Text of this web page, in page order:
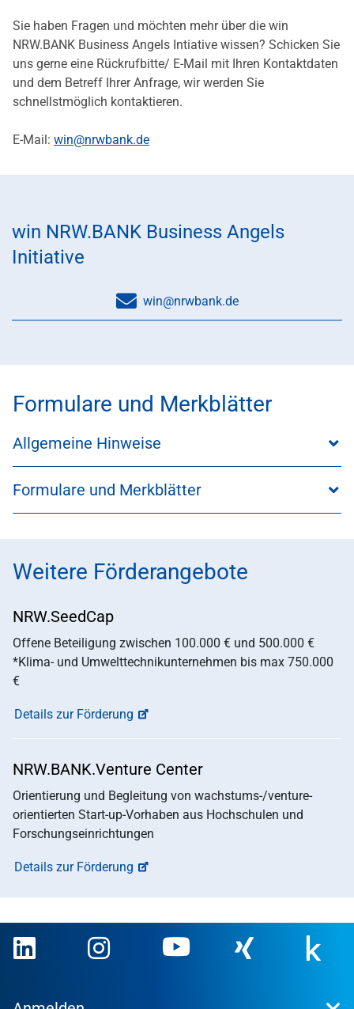
Sie haben Fragen und möchten mehr über die win
NRW.BANK Business Angels Intiative wissen? Schicken Sie
uns gerne eine Rückrufbitte/ E-Mail mit Ihren Kontaktdaten
und dem Betreff Ihrer Anfrage, wir werden Sie
schnellstmöglich kontaktieren.
E-Mail: win@nrwbank.de
win NRW.BANK Business Angels
Initiative
win@nrwbank.de
Formulare und Merkblätter
Allgemeine Hinweise
Formulare und Merkblätter
Weitere Förderangebote
NRW.SeedCap
Offene Beteiligung zwischen 100.000 € und 500.000 €
*Klima- und Umwelttechnikunternehmen bis max 750.000
€
Details zur Förderung
NRW.BANK.Venture Center
Orientierung und Begleitung von wachstums-/venture-
orientierten Start-up-Vorhaben aus Hochschulen und
Forschungseinrichtungen
Details zur Förderung